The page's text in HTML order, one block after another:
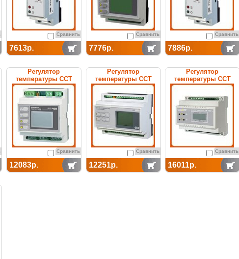
Сравнить
7613р.
Сравнить
7776р.
Сравнить
7886р.
Регулятор
температуры ССТ
РТ-420 электронный
Сравнить
12083р.
Регулятор
температуры ССТ
РТ-400 электронный
Сравнить
12251р.
Регулятор
температуры ССТ
РТ-200 (с датч.
электронный
Сравнить
16011р.